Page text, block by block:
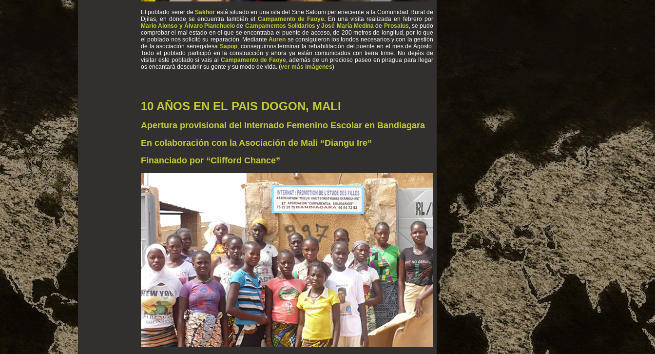
El poblado serer deSakhor está situado en una isla del Sine Saloum perteneciente a la Comunidad Rural de
Djilas, en donde se encuentra también el Campamento de Faoye. En una visita realizada en febrero por
Mario Alonso y Álvaro Planchuelode Campamentos Solidarios yJosé María Medina de Prosalus, se pudo
comprobar el mal estado en el que se encontraba el puente de acceso, de 200 metros de longitud, por lo que
el poblado nos solicitó su reparación. MedianteAuren se consiguieron los fondos necesarios y con la gestión
de la asociación senegalesa Sapop, conseguimos terminar la rehabilitación del puente en el mes de Agosto.
Todo el poblado participó en la construcción y ahora ya están comunicados con tierra firme. No dejéis de
visitar este poblado si vais al Campamento de Faoye, además de un precioso paseo en piragua para llegar
os encantará descubrir su gente y su modo de vida. (ver más imágenes)
10 AÑOS EN EL PAIS DOGON, MALI
Apertura provisional del Internado Femenino Escolar en Bandiagara
En colaboración con la Asociación de Mali “Diangu Ire”
Financiado por “Clifford Chance”